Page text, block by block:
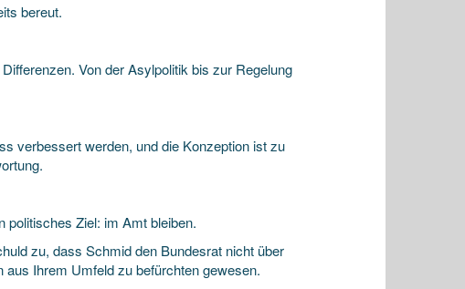
bereut.
Von der Asylpolitik bis zur Regelung
verbessert werden, und die Konzeption ist zu
politisches Ziel: im Amt bleiben.
zu, dass Schmid den Bundesrat nicht über
Ihrem Umfeld zu befürchten gewesen.